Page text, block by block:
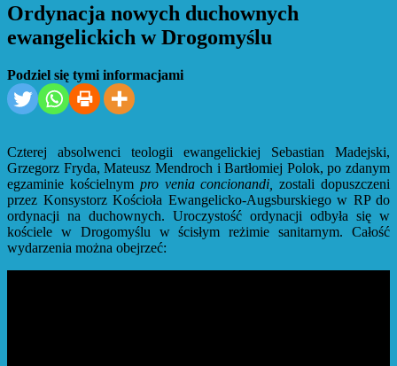
Ordynacja nowych duchownych
ewangelickich w Drogomyślu
Podziel się tymi informacjami
Czterej absolwenci teologii ewangelickiej Sebastian Madejski,
Grzegorz Fryda, Mateusz Mendroch i Bartłomiej Polok,po zdanym
egzaminie kościelnym pro venia concionandi,zostali dopuszczeni
przez Konsystorz Kościoła Ewangelicko-Augsburskiego w RP do
ordynacji na duchownych. Uroczystość ordynacji odbyła się w
kościele w Drogomyślu w ścisłym reżimie sanitarnym. Całość
wydarzenia można obejrzeć: